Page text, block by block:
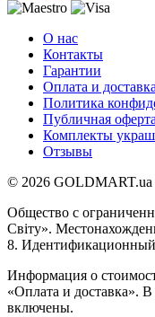
О нас
Контакты
Гарантии
Оплата и доставка
Политика
Публичная оферта
Комплекты
Отзывы
© 2026 GOLDMART.ua
Общество с
Світу».
8. Идентификационный
Информация о
«Оплата и доставка».
включены.